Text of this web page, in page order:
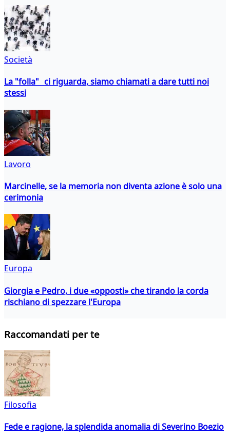
Società
La "folla" ci riguarda, siamo chiamati a dare tutti noi
stessi
Lavoro
Marcinelle, se la memoria non diventa azione è solo una
cerimonia
Europa
Giorgia e Pedro, i due «opposti» che tirando la corda
rischiano di spezzare l'Europa
Raccomandati per te
Filosofia
Fede e ragione, la splendida anomalia di Severino Boezio